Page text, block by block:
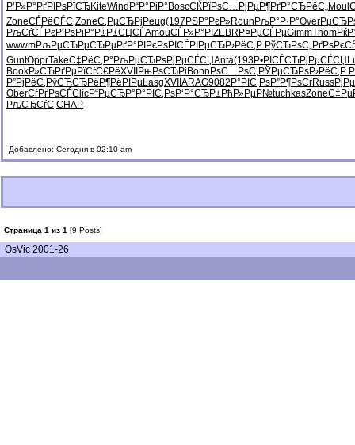
Р’Р»Р°РґРІРѕРїСЂKiteWind Р“Р°РіР° BoscСЌРїРѕС… РјРµР¶РґР°СЂРёС„Moul
ZoneСЃРёСЃС‚ZoneС‚РµСЂРј Peug(197 РЅР°РєР»Roun РљР°Р·Р°Over
РљСѓСЃРєР‘РѕРіР° Р±Р±СЏСЃAmouСЃР»Р°РІ ZEBR Р¤РµСЃРµGimmThom
wwwmРљРµСЂРµСЂРµРґР° РЇРєРѕРІ СЃРІРµСЂР›РёС‚Р РўСЂРѕС„РґРѕРєСѓ
GuntOpprTakeС‡РёС‚Р° РљРµСЂРѕРјРµСЃСЏAnta(193Р•РІСЃСЋРјРµСЃСЏ
BookР»СЋРґРµРїСѓС€РёXVII РњРѕСЂРі Bonn РѕС…РѕС‚ РЎРµСЂРѕР›РёС‚Р
Р”РјРёС‚ РўСЋСЂРё Р¶РёРІРµLasgXVII ARAG9082 Р°РІС‚РѕР”Р¶РѕСѓRuss
OberСѓРґРѕСЃClicР“РµСЂР° Р°РІС‚РѕР‘Р°СЂР±РћР»РµР№tuchkasZone
РљСЂСѓС‚CHAP
Добавлено: Сегодня в 02:10 am
Страница 1 из 1 [9 Posts]
OsVic 2001-26